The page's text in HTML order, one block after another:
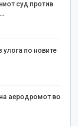
суд против
улога по новите
аеродромот во